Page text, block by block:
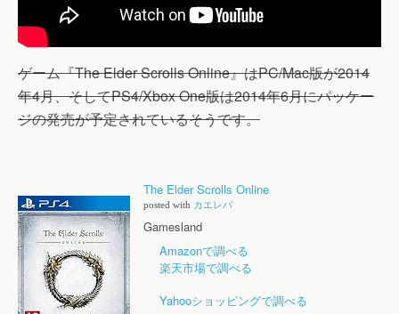
ゲーム『The Elder Scrolls Online』はPC/Mac版が2014
年4月、そしてPS4/Xbox One版は2014年6月にパッケー
ジの発売が予定されているそうです。
The Elder Scrolls Online
posted with カエレバ
Gamesland
Amazonで調べる
楽天市場で調べる
Yahooショッピングで調べる